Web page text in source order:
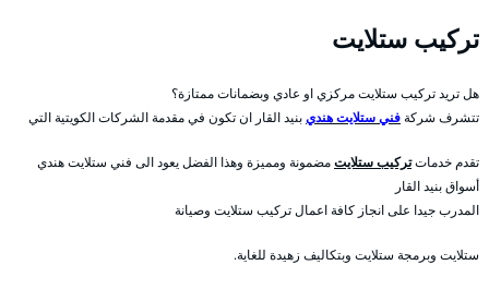
تركيب ستلايت
هل تريد تركيب ستلايت مركزي او عادي وبضمانات ممتازة؟
تتشرف شركةفني ستلايت هنديبنيد القار ان تكون في مقدمة الشركات الكويتية التي
تقدم خدماتتركيب ستلايتمضمونة ومميزة وهذا الفضل يعود الى فني ستلايت هندي
أسواق بنيد القار
المدرب جيدا على انجاز كافة اعمال تركيب ستلايت وصيانة
ستلايت وبرمجة ستلايت وبتكاليف زهيدة للغاية.